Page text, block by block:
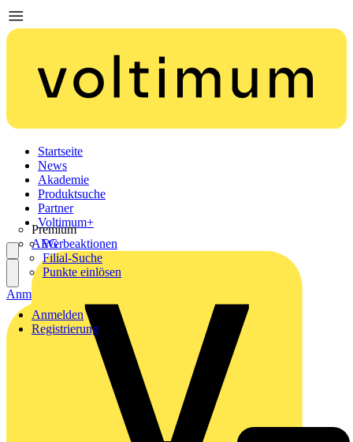
Startseite
News
Akademie
Produktsuche
Partner
Premium
AEG
Voltimum+
Werbeaktionen
Filial-Suche
Punkte einlösen
Anmelden
Registrierung
Anmelden